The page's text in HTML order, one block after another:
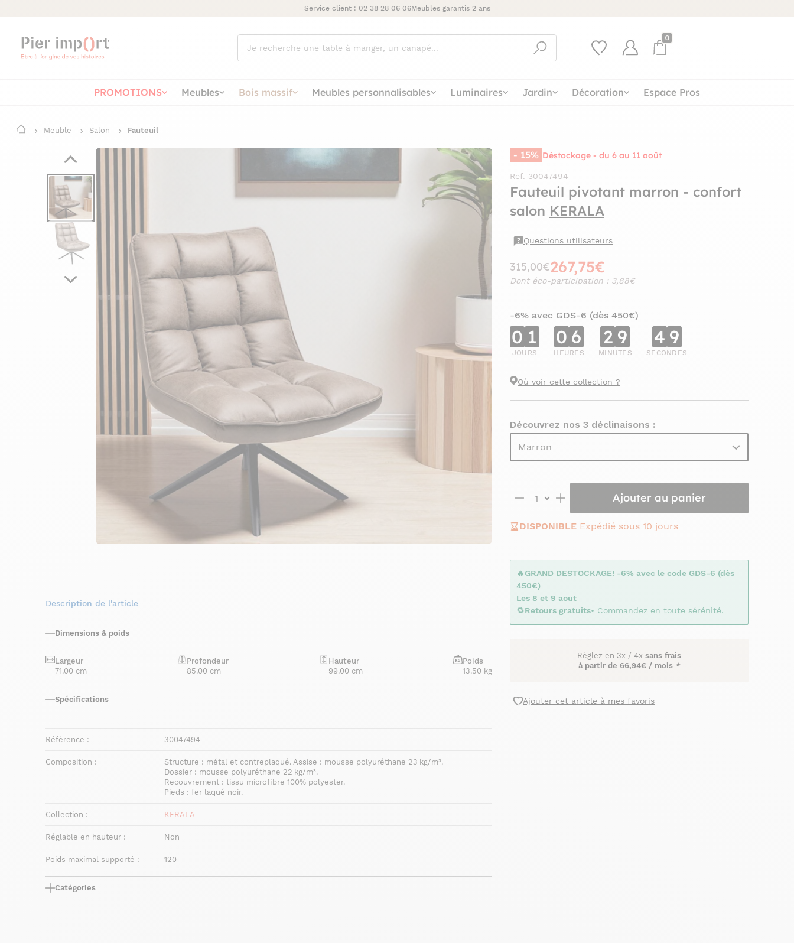
Service client : 02 38 28 06 06Meubles garantis 2 ans
cherchez
vous ?
0
PROMOTIONS Meubles Bois massif Meubles personnalisables Luminaires Jardin Décoration Espace Pros
Meuble Salon Fauteuil
- 15% Déstockage - du 6 au 11 août
Ref. 30047494
Fauteuil pivotant marron - confort
salon KERALA
Questions utilisateurs
315,00€267,75€
Dont éco-participation : 3,88€
-6% avec GDS-6 (dès 450€)
0 1
JOURS
0 6
HEURES
2 9
MINUTES
4 7
SECONDES
Où voir cette collection ?
Découvrez nos 3 déclinaisons :
Marron
Ajouter au panier
DISPONIBLE Expédié sous 10 jours
🔥GRAND DESTOCKAGE! -6% avec le code GDS-6 (dès
450€)
Les 8 et 9 aout
🔁Retours gratuits• Commandez en toute sérénité.
Réglez en 3x / 4x sans frais
à partir de 66,94€ / mois *
Ajouter cet article à mes favoris
Description de l'article
Dimensions & poids
Largeur
71.00 cm
Profondeur
85.00 cm
Hauteur
99.00 cm
Poids
13.50 kg
Spécifications
Référence : 30047494
Composition :
Structure : métal et contreplaqué. Assise : mousse polyuréthane 23 kg/m³.
Dossier : mousse polyuréthane 22 kg/m³.
Recouvrement : tissu microfibre 100% polyester.
Pieds : fer laqué noir.
Collection : KERALA
Réglable en hauteur : Non
Poids maximal supporté : 120
Catégories